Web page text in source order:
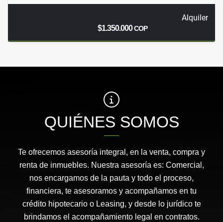
Alquiler
$1.350.000COP
QUIÉNES SOMOS
Te ofrecemos asesoría integral, en la venta, compra y
renta de inmuebles. Nuestra asesoría es: Comercial,
nos encargamos de la pauta y todo el proceso,
financiera, te asesoramos y acompañamos en tu
crédito hipotecario o Leasing, y desde lo jurídico te
brindamos el acompañamiento legal en contratos.